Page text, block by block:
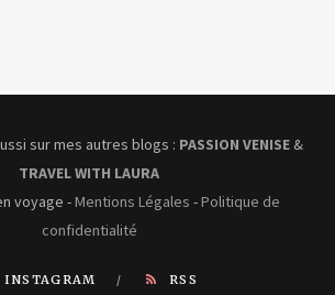
sur mes autres blogs : PASSION VENISE &
TRAVEL WITH LAURA
voyage -Mentions Légales -Politique de
confidentialité
INSTAGRAM RSS